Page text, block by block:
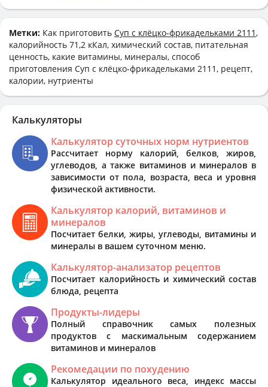
Метки: Как приготовить Суп с клёцко-фрикадельками 2111 ,
калорийность 71,2 кКал, химический состав, питательная
ценность, какие витамины, минералы, способ
приготовления Суп с клёцко-фрикадельками 2111, рецепт,
калории, нутриенты
Калькуляторы
Калькулятор суточных норм нутриентов
Рассчитает норму калорий, белков, жиров,
углеводов, а также витаминов и минералов в
зависимости от пола, возраста, веса и уровня
физической активности.
Калькулятор калорий, витаминов и
минералов
Посчитает белки, жиры, углеводы, витамины и
минералы в вашем суточном меню.
Калькулятор-анализатор рецептов
Посчитает калорийность и химический состав
блюда, рецепта
Продукты-лидеры
Полный справочник самых полезных
продуктов с маскимальным содержанием
витаминов и минералов
Рекомедации по похудению
Калькулятор идеального веса, индекс массы